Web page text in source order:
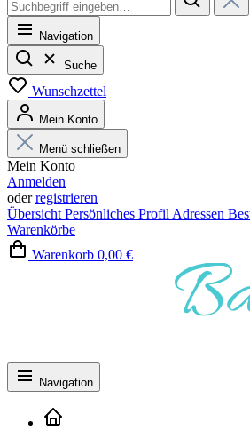
Navigation
Suche
Wunschzettel
Mein Konto
Menü schließen
Mein Konto
Anmelden
oderregistrieren
Übersicht Persönliches Profil Adressen
Warenkörbe
Warenkorb 0,00 €
Navigation